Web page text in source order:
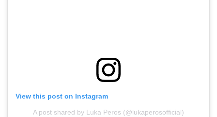
View this post on Instagram
A post shared by Luka Peros (@lukaperosofficial)